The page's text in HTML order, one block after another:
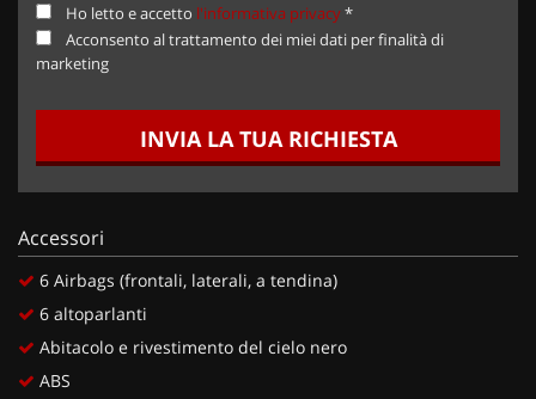
Ho letto e accetto l'informativa privacy*
Acconsento al trattamento dei miei dati per finalità di
marketing
INVIA LA TUA RICHIESTA
Accessori
6 Airbags (frontali, laterali, a tendina)
6 altoparlanti
Abitacolo e rivestimento del cielo nero
ABS